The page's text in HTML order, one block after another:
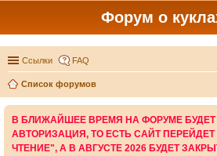
Форум о
Ссылки FAQ
Список форумов
В БЛИЖАЙШЕЕ ВРЕМЯ НА ФОРУМЕ
АВТОРИЗАЦИЯ, ТО ЕСТЬ САЙТ
ЧТЕНИЕ", А В АВГУСТЕ 2026 БУДЕТ